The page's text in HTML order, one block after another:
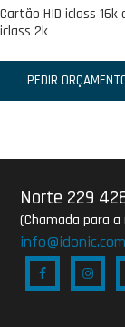
Cartão HID iclass 16k
iclass 2k
PEDIR
Norte 229
(Chamada para
info@idonic.com